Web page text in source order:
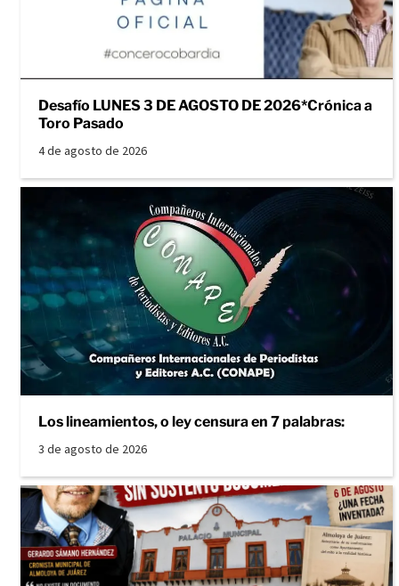
Desafío LUNES 3 DE AGOSTO DE 2026*Crónica a
Toro Pasado
4 de agosto de 2026
Los lineamientos, o ley censura en 7 palabras:
3 de agosto de 2026